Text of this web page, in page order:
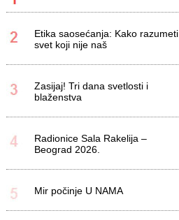
Etika saosećanja: Kako razumeti
svet koji nije naš
Zasijaj! Tri dana svetlosti i
blaženstva
Radionice Sala Rakelija –
Beograd 2026.
Mir počinje U NAMA